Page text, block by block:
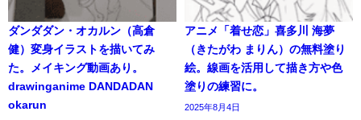
ダンダダン・オカルン（高倉
健）変身イラストを描いてみ
た。メイキング動画あり。
drawinganime DANDADAN
okarun
アニメ「着せ恋」喜多川 海夢
（きたがわ まりん）の無料塗り
絵。線画を活用して描き方や色
塗りの練習に。
2025年8月4日